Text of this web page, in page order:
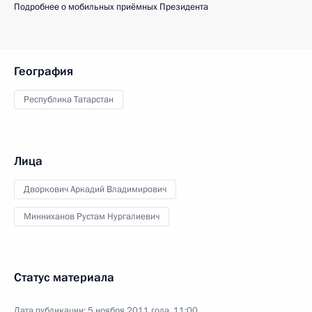
Подробнее о мобильных приёмных Президента
География
Республика Татарстан
Лица
Дворкович Аркадий Владимирович
Минниханов Рустам Нургалиевич
Статус материала